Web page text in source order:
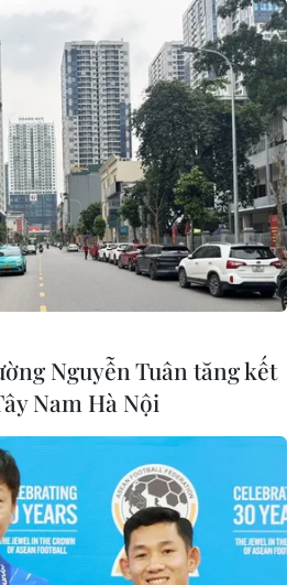
qua chính
thực phẩm
đẩy hiện thực
Toàn diện
trong mùa
công hai
Phương Huệ
Nguyễn Tuân tăng kết
Nam Hà Nội